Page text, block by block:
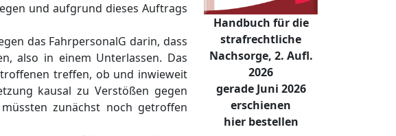
und aufgrund dieses Auftrags
das FahrpersonalG darin, dass
also in einem Unterlassen. Das
treffen, ob und inwieweit
kausal zu Verstößen gegen
zunächst noch getroffen
Handbuch für die
strafrechtliche
Nachsorge, 2. Aufl.
2026
gerade Juni 2026
erschienen
hier bestellen